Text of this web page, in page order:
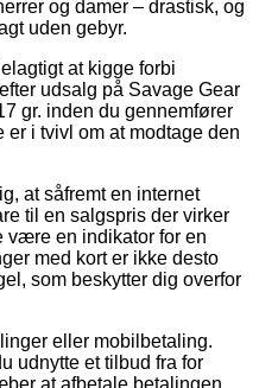
og damer – drastisk, og
uden gebyr.
at kigge forbi
udsalg på Savage Gear
gr. inden du gennemfører
i tvivl om at modtage den
at såfremt en internet
til en salgspris der virker
være en indikator for en
med kort er ikke desto
som beskytter dig overfor
eller mobilbetaling.
udnytte et tilbud fra for
at afbetale betalingen